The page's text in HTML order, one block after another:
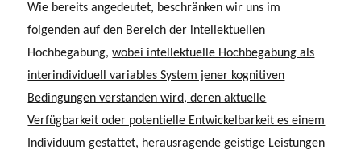
Wie bereits angedeutet, beschränken wir uns im
folgenden auf den Bereich der intellektuellen
Hochbegabung,wobei intellektuelle Hochbegabung als
interindividuell variables System jener kognitiven
Bedingungen verstanden wird, deren aktuelle
Verfügbarkeit oder potentielle Entwickelbarkeit es einem
Individuum gestattet, herausragende geistige Leistungen